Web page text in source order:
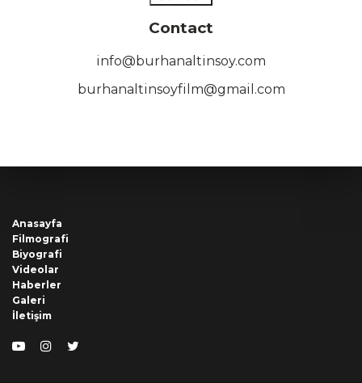
Contact
info@burhanaltinsoy.com
burhanaltinsoyfilm@gmail.com
Anasayfa
Filmografi
Biyografi
Videolar
Haberler
Galeri
İletişim